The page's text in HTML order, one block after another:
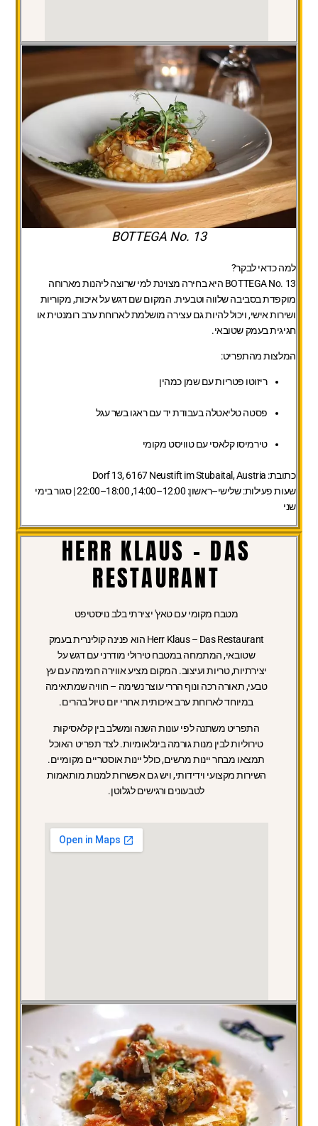
BOTTEGA No. 13
למה כדאי לבקר?
BOTTEGA No. 13 היא בחירה מצוינת למי שרוצה ליהנות מארוחה
מוקפדת בסביבה שלווה וטבעית. המקום שם דגש על איכות, מקוריות
ושירות אישי, ויכול להיות גם עצירה מושלמת לארוחת ערב רומנטית או
חגיגית בעמק שטובאי.
המלצות מהתפריט:
ריזוטו פטריות עם שמן כמהין
פסטה טליאטלה בעבודת יד עם ראגו בשר עגל
טירמיסו קלאסי עם טוויסט מקומי
כתובת:
שעות פעילות:
שלישי–ראשון: 12:00–14:00, 18:00–22:00 | סגור בימי
שני
HERR KLAUS - DAS
RESTAURANT
מטבח מקומי עם טאץ' יצירתי בלב נויסטיפט
Herr Klaus – Das Restaurant הוא פנינה קולינרית בעמק
שטובאי, המתמחה במטבח טירולי מודרני עם דגש על
יצירתיות, טריות ועיצוב. המקום מציע אווירה חמימה עם עץ
טבעי, תאורה רכה ונוף הררי עוצר נשימה – חוויה שמתאימה
במיוחד לארוחת ערב איכותית אחרי יום טיול בהרים.
התפריט משתנה לפי עונות השנה ומשלב בין קלאסיקות
טירוליות לבין מנות גורמה בינלאומיות. לצד תפריט האוכל
תמצאו מבחר יינות מרשים, כולל יינות אוסטריים מקומיים.
השירות מקצועי וידידותי, ויש גם אפשרות למנות מותאמות
לטבעונים ורגישים לגלוטן.